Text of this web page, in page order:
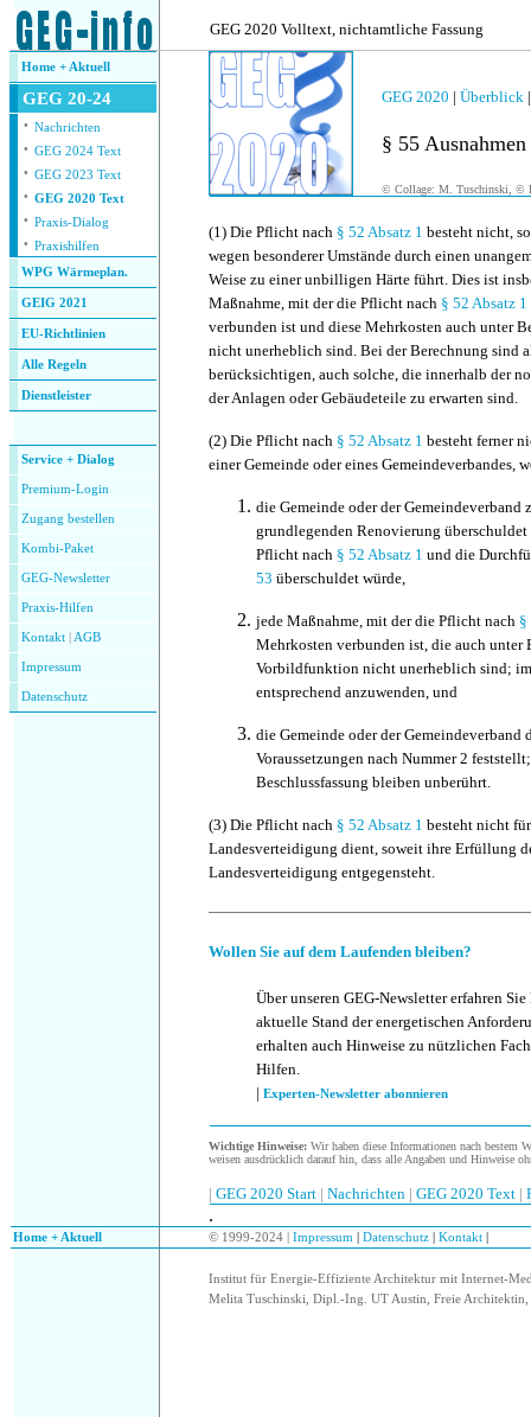
GEG 2020 Volltext, nichtamtliche Fassung
Home + Aktuell
GEG 20-24
· Nachrichten
· GEG 2024 Text
· GEG 2023 Text
· GEG 2020 Text
· Praxis-Dialog
· Praxishilfen
WPG Wärmeplan.
GEIG 2021
EU-Richtlinien
Alle Regeln
Dienstleister
Service + Dialog
Premium-Login
Zugang bestellen
Kombi-Paket
GEG-Newsletter
Praxis-Hilfen
Kontakt AGB
Impressum
Datenschutz
GEG 2020 | Überblick
§ 55 Ausnahmen
© Collage: M. Tuschinski, ©
(1) Die Pflicht nach § 52 Absatz 1 besteht nicht,
wegen besonderer Umstände durch einen
Weise zu einer unbilligen Härte führt. Dies ist
Maßnahme, mit der die Pflicht nach § 52 Absatz 1
verbunden ist und diese Mehrkosten auch unter
nicht unerheblich sind. Bei der Berechnung sind
berücksichtigen, auch solche, die innerhalb der
der Anlagen oder Gebäudeteile zu erwarten sind.
(2) Die Pflicht nach § 52 Absatz 1 besteht ferner
einer Gemeinde oder eines Gemeindeverbandes,
die Gemeinde oder der
grundlegenden Renovierung
Pflicht nach § 52 Absatz 1 und die
53 überschuldet würde,
jede Maßnahme, mit der die Pflicht nach §
Mehrkosten verbunden ist, die auch unter
Vorbildfunktion nicht unerheblich sind;
entsprechend anzuwenden, und
die Gemeinde oder der Gemeindeverband
Voraussetzungen nach Nummer 2
Beschlussfassung bleiben unberührt.
(3) Die Pflicht nach § 52 Absatz 1 besteht nicht
Landesverteidigung dient, soweit ihre Erfüllung
Landesverteidigung entgegensteht.
Wollen Sie auf dem Laufenden bleiben?
Über unseren GEG-Newsletter erfahren
aktuelle Stand der energetischen
erhalten auch Hinweise zu nützlichen
Hilfen.
| Experten-Newsletter abonnieren
Wichtige Hinweise: Wir haben diese Informationen nach bestem
weisen ausdrücklich darauf hin, dass alle Angaben und Hinweise
| GEG 2020 Start | Nachrichten | GEG 2020 Text |
.
Home + Aktuell © 1999-2024 | Impressum Datenschutz Kontakt
Institut für Energie-Effiziente Architektur mit Internet-
Melita Tuschinski, Dipl.-Ing. UT Austin, Freie Architektin,